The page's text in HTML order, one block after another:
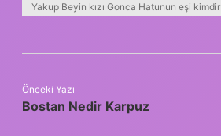
Yakup Beyin kızı Gonca Hatunun eşi kimdir
Önceki Yazı
Bostan Nedir Karpuz